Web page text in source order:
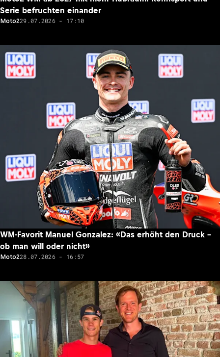
Serie befruchten einander
Moto229.07.2026 - 17:10
WM-Favorit Manuel Gonzalez: «Das erhöht den Druck –
ob man will oder nicht»
Moto228.07.2026 - 16:57